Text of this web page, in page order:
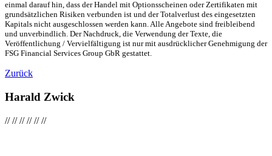
einmal darauf hin, dass der Handel mit Optionsscheinen oder Zertifikaten mit
grundsätzlichen Risiken verbunden ist und der Totalverlust des eingesetzten
Kapitals nicht ausgeschlossen werden kann. Alle Angebote sind freibleibend
und unverbindlich. Der Nachdruck, die Verwendung der Texte, die
Veröffentlichung / Vervielfältigung ist nur mit ausdrücklicher Genehmigung der
FSG Financial Services Group GbR gestattet.
Zurück
Harald Zwick
////////////